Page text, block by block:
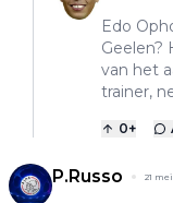
Edo
Geelen?
van het
trainer,
0+
P.Russo 21